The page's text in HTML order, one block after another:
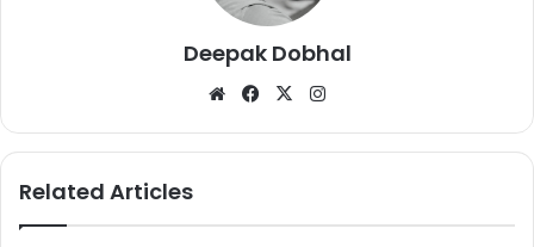
गए हैं. तस्‍वीर में कपिल काफी मोटे दिखाई दे रहे हैं. हालांकि, इस फोटो की कोई
आध‍िकारिक पुष्‍ट‍ि नहीं हुई है.Deepak Dobhal
We
te
Fa
bo
X
ra
Related Articles